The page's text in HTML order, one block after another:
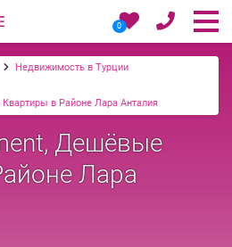
0
Недвижимость в Турции
в Районе Лара Анталия
Дешёвые
Лара